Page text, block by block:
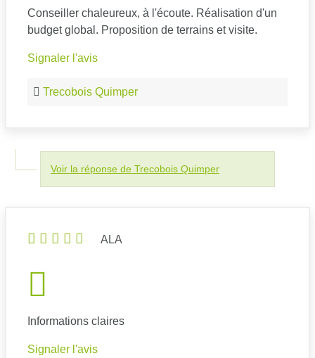
Conseiller chaleureux, à l'écoute. Réalisation d'un
budget global. Proposition de terrains et visite.
Signaler l'avis
Trecobois Quimper
Voir la réponse de Trecobois Quimper
ALA
Informations claires
Signaler l'avis